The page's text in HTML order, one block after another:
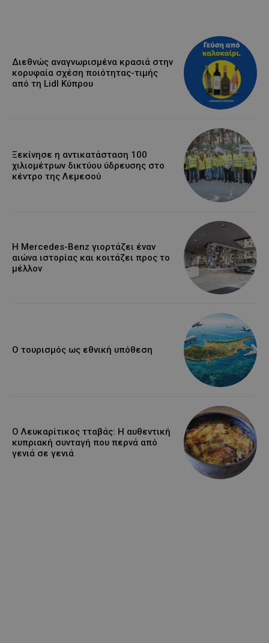
Διεθνώς αναγνωρισμένα κρασιά στην
κορυφαία σχέση ποιότητας-τιμής
από τη Lidl Κύπρου
Ξεκίνησε η αντικατάσταση 100
χιλιομέτρων δικτύου ύδρευσης στο
κέντρο της Λεμεσού
Η Mercedes-Benz γιορτάζει έναν
αιώνα ιστορίας και κοιτάζει προς το
μέλλον
Ο τουρισμός ως εθνική υπόθεση
Ο Λευκαρίτικος τταβάς: Η αυθεντική
κυπριακή συνταγή που περνά από
γενιά σε γενιά